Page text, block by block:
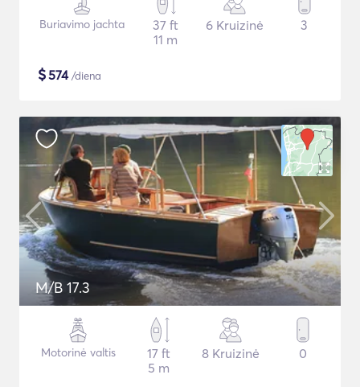
Buriavimo jachta
37 ft
11 m
6 Kruizinė 3
$574/diena
M/B 17.3
Motorinė valtis
17 ft
5 m
8 Kruizinė 0